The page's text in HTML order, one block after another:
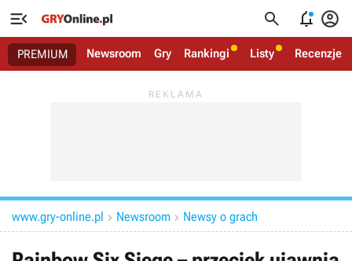
   
PREMIUM Newsroom Gry Rankingi Listy Recenzje
www.gry-online.pl  Newsroom  Newsy o grach